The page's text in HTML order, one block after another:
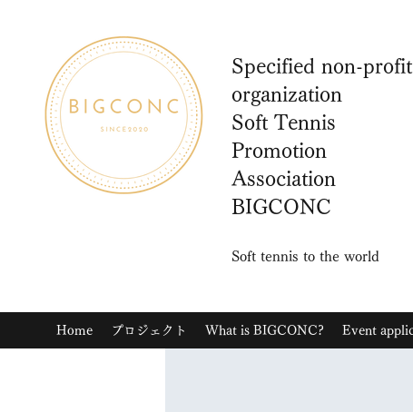
Specified non-profit
organization
Soft Tennis
Promotion
Association
BIGCONC
Soft tennis to the world
Home プロジェクト What is BIGCONC? Event